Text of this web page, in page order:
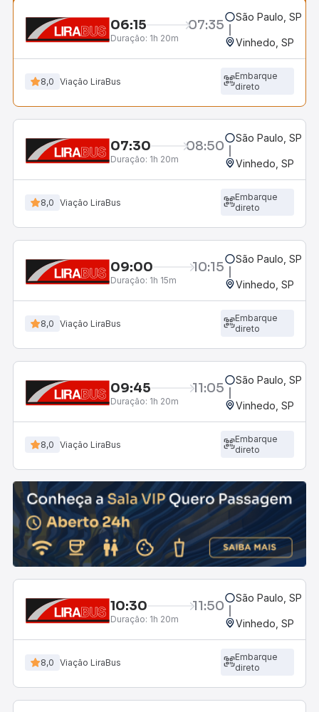
06:15 07:35
Duração: 1h 20m
São Paulo, SP -
Vinhedo, SP
8,0 Viação LiraBus
Embarque
direto
07:30 08:50
Duração: 1h 20m
São Paulo, SP -
Vinhedo, SP
8,0 Viação LiraBus
Embarque
direto
09:00 10:15
Duração: 1h 15m
São Paulo, SP -
Vinhedo, SP
8,0 Viação LiraBus
Embarque
direto
09:45 11:05
Duração: 1h 20m
São Paulo, SP -
Vinhedo, SP
8,0 Viação LiraBus
Embarque
direto
10:30 11:50
Duração: 1h 20m
São Paulo, SP -
Vinhedo, SP
8,0 Viação LiraBus
Embarque
direto